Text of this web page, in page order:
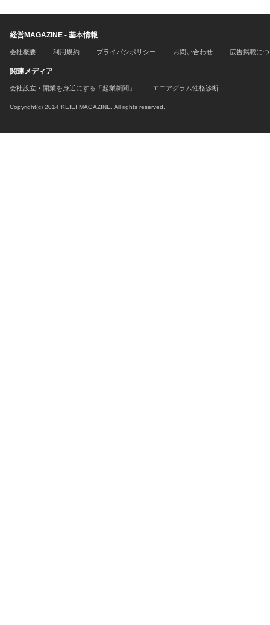
経営MAGAZINE - 基本情報
会社概要 利用規約 プライバシポリシー お問い合わせ 広告掲載に
関連メディア
会社設立・開業を身近にする「起業新聞」 エニアグラム性格診断
Copyright(c) 2014 KEIEI MAGAZINE. All rights reserved.